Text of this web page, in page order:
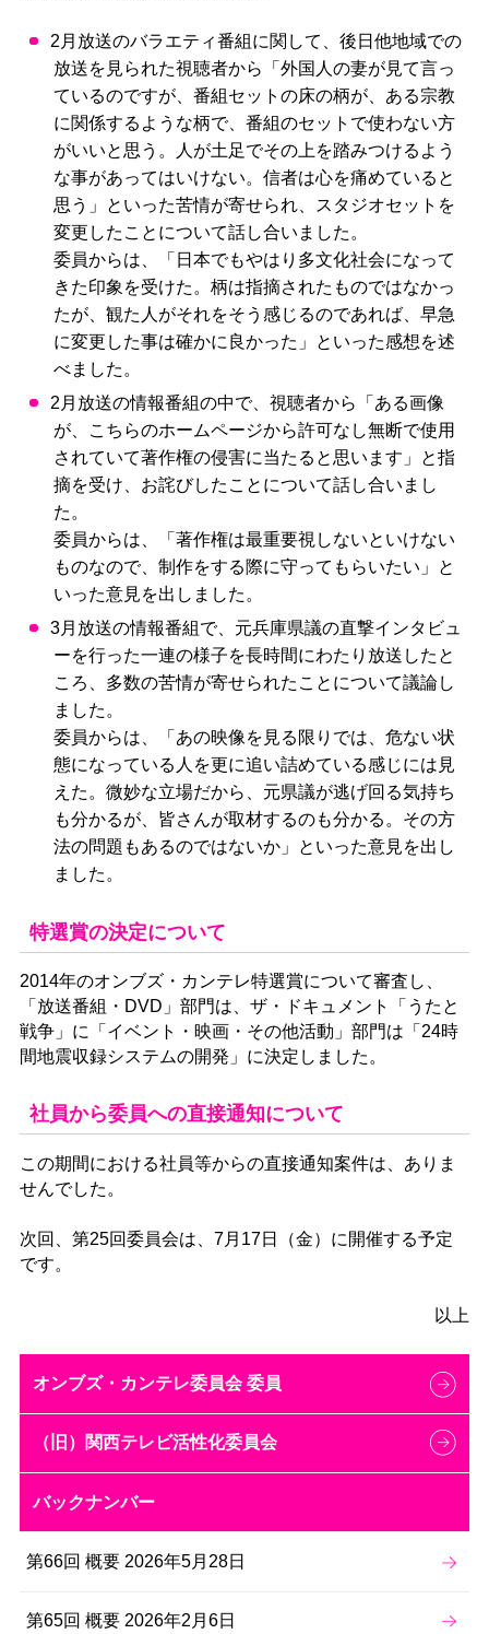
2月放送のバラエティ番組に関して、後日他地域での
放送を見られた視聴者から「外国人の妻が見て言っ
ているのですが、番組セットの床の柄が、ある宗教
に関係するような柄で、番組のセットで使わない方
がいいと思う。人が土足でその上を踏みつけるよう
な事があってはいけない。信者は心を痛めていると
思う」といった苦情が寄せられ、スタジオセットを
変更したことについて話し合いました。
委員からは、「日本でもやはり多文化社会になって
きた印象を受けた。柄は指摘されたものではなかっ
たが、観た人がそれをそう感じるのであれば、早急
に変更した事は確かに良かった」といった感想を述
べました。
2月放送の情報番組の中で、視聴者から「ある画像
が、こちらのホームページから許可なし無断で使用
されていて著作権の侵害に当たると思います」と指
摘を受け、お詫びしたことについて話し合いまし
た。
委員からは、「著作権は最重要視しないといけない
ものなので、制作をする際に守ってもらいたい」と
いった意見を出しました。
3月放送の情報番組で、元兵庫県議の直撃インタビュ
ーを行った一連の様子を長時間にわたり放送したと
ころ、多数の苦情が寄せられたことについて議論し
ました。
委員からは、「あの映像を見る限りでは、危ない状
態になっている人を更に追い詰めている感じには見
えた。微妙な立場だから、元県議が逃げ回る気持ち
も分かるが、皆さんが取材するのも分かる。その方
法の問題もあるのではないか」といった意見を出し
ました。
特選賞の決定について
2014年のオンブズ・カンテレ特選賞について審査し、
「放送番組・DVD」部門は、ザ・ドキュメント「うたと
戦争」に「イベント・映画・その他活動」部門は「24時
間地震収録システムの開発」に決定しました。
社員から委員への直接通知について
この期間における社員等からの直接通知案件は、ありま
せんでした。
次回、第25回委員会は、7月17日（金）に開催する予定
です。
以上
オンブズ・カンテレ委員会 委員
（旧）関西テレビ活性化委員会
バックナンバー
第66回 概要 2026年5月28日
第65回 概要 2026年2月6日